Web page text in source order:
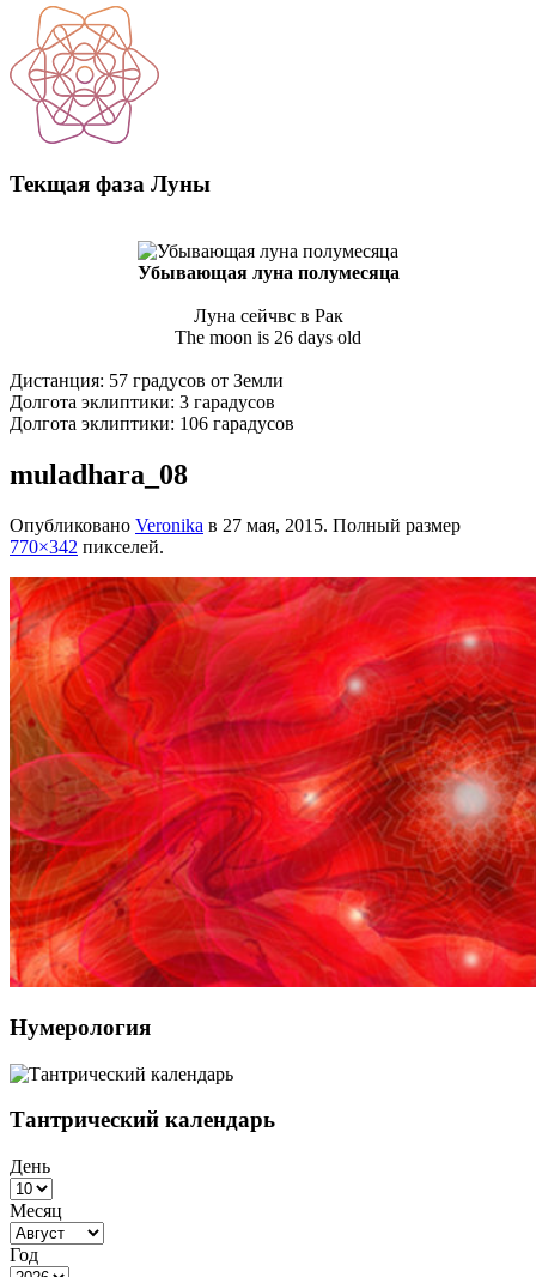
Текщая фаза Луны
Убывающая луна полумесяца
Луна сейчвс в Рак
The moon is 26 days old
Дистанция: 57 градусов от Земли
Долгота эклиптики: 3 гарадусов
Долгота эклиптики: 106 гарадусов
muladhara_08
Опубликовано Veronika в 27 мая, 2015. Полный размер
770×342 пикселей.
Нумерология
Тантрический календарь
День
Месяц
Год